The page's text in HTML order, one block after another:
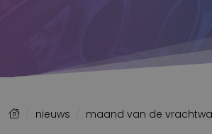
nieuws maand van de